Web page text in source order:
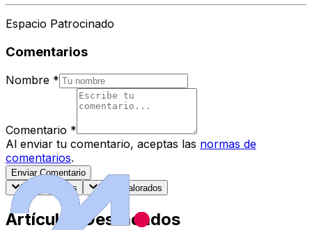
Espacio Patrocinado
Comentarios
Nombre *
Comentario *
Al enviar tu comentario, aceptas las normas de
comentarios.
Enviar Comentario
Más recientes
Mejor valorados
Artículos Destacados